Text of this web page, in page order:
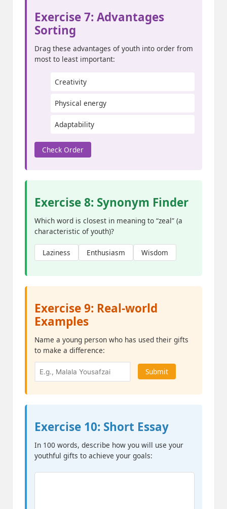
Exercise 7: Advantages
Sorting
Drag these advantages of youth into order from
most to least important:
Creativity
Physical energy
Adaptability
Check Order
Exercise 8: Synonym Finder
Which word is closest in meaning to “zeal” (a
characteristic of youth)?
Laziness Enthusiasm Wisdom
Exercise 9: Real-world
Examples
Name a young person who has used their gifts
to make a difference:
Submit
Exercise 10: Short Essay
In 100 words, describe how you will use your
youthful gifts to achieve your goals: